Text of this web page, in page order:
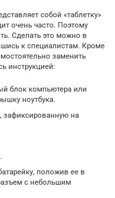
собой «таблетку»
очень часто. Поэтому
Сделать это можно в
к специалистам. Кроме
заменить
инструкцией:
блок компьютера или
ноутбука.
зафиксированную на
положив ее в
с небольшим